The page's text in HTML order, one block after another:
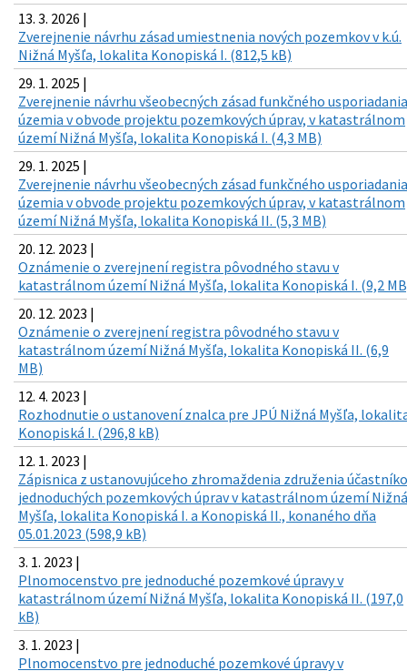
13. 3. 2026 |
Zverejnenie návrhu zásad umiestnenia nových pozemkov v k.ú.
Nižná Myšľa, lokalita Konopiská I. (812,5 kB)
29. 1. 2025 |
Zverejnenie návrhu všeobecných zásad funkčného usporiadania
územia v obvode projektu pozemkových úprav, v katastrálnom
území Nižná Myšľa, lokalita Konopiská I. (4,3 MB)
29. 1. 2025 |
Zverejnenie návrhu všeobecných zásad funkčného usporiadania
územia v obvode projektu pozemkových úprav, v katastrálnom
území Nižná Myšľa, lokalita Konopiská II. (5,3 MB)
20. 12. 2023 |
Oznámenie o zverejnení registra pôvodného stavu v
katastrálnom území Nižná Myšľa, lokalita Konopiská I. (9,2
20. 12. 2023 |
Oznámenie o zverejnení registra pôvodného stavu v
katastrálnom území Nižná Myšľa, lokalita Konopiská II. (6,9
MB)
12. 4. 2023 |
Rozhodnutie o ustanovení znalca pre JPÚ Nižná Myšľa,
Konopiská I. (296,8 kB)
12. 1. 2023 |
Zápisnica z ustanovujúceho zhromaždenia združenia
jednoduchých pozemkových úprav v katastrálnom území Nižná
Myšľa, lokalita Konopiská I. a Konopiská II., konaného dňa
05.01.2023 (598,9 kB)
3. 1. 2023 |
Plnomocenstvo pre jednoduché pozemkové úpravy v
katastrálnom území Nižná Myšľa, lokalita Konopiská II. (197,0
kB)
3. 1. 2023 |
Plnomocenstvo pre jednoduché pozemkové úpravy v